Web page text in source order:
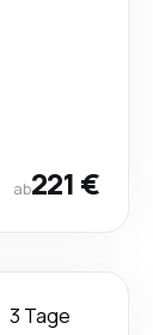
ab221 €
3 Tage